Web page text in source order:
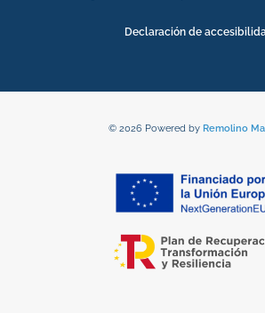
Declaración de
© 2026 Powered by Remolino